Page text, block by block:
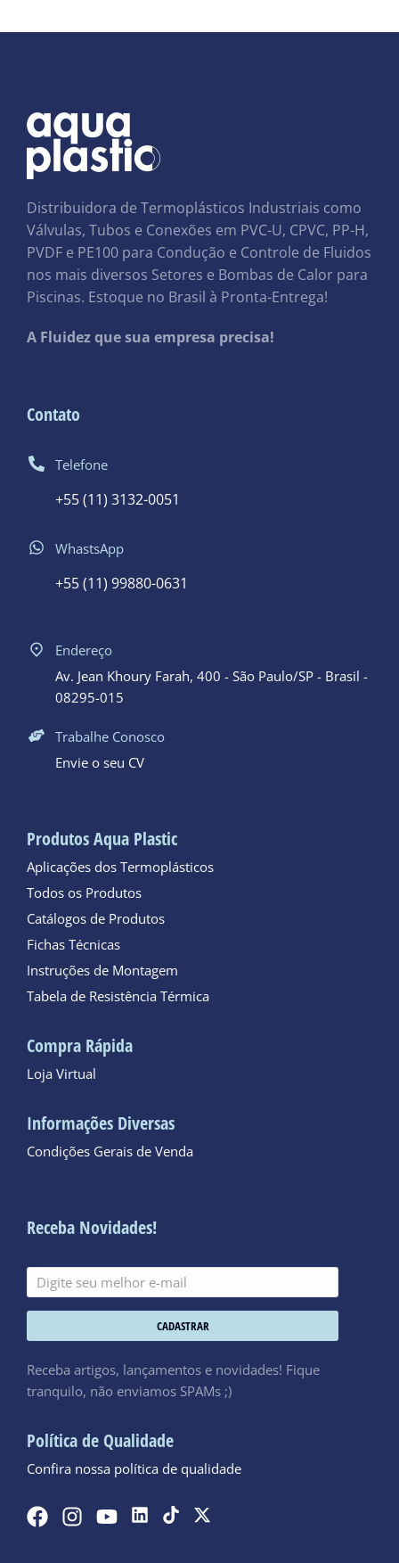
Distribuidora de Termoplásticos Industriais como
Válvulas, Tubos e Conexões em PVC-U, CPVC, PP-H,
PVDF e PE100 para Condução e Controle de Fluidos
nos mais diversos Setores e Bombas de Calor para
Piscinas. Estoque no Brasil à Pronta-Entrega!
A Fluidez que sua empresa precisa!
Contato
Telefone
+55 (11) 3132-0051
WhastsApp
+55 (11) 99880-0631
Endereço
Av. Jean Khoury Farah, 400 - São Paulo/SP - Brasil -
08295-015
Trabalhe Conosco
Envie o seu CV
Produtos Aqua Plastic
Aplicações dos Termoplásticos
Todos os Produtos
Catálogos de Produtos
Fichas Técnicas
Instruções de Montagem
Tabela de Resistência Térmica
Compra Rápida
Loja Virtual
Informações Diversas
Condições Gerais de Venda
Receba Novidades!
CADASTRAR
Receba artigos, lançamentos e novidades! Fique
tranquilo, não enviamos SPAMs ;)
Política de Qualidade
Confira nossa política de qualidade